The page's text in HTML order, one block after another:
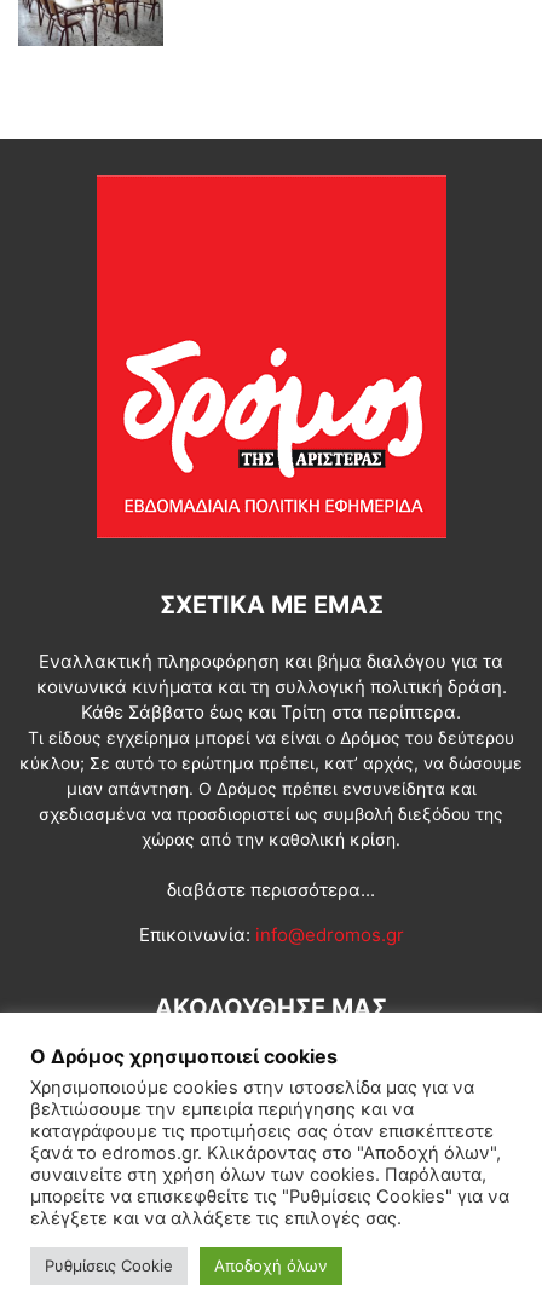
ΣΧΕΤΙΚΆ ΜΕ ΕΜΆΣ
Εναλλακτική πληροφόρηση και βήμα διαλόγου για τα
κοινωνικά κινήματα και τη συλλογική πολιτική δράση.
Κάθε Σάββατο έως και Τρίτη στα περίπτερα.
Τι είδους εγχείρημα μπορεί να είναι ο Δρόμος του δεύτερου
κύκλου; Σε αυτό το ερώτημα πρέπει, κατ’ αρχάς, να δώσουμε
μιαν απάντηση. Ο Δρόμος πρέπει ενσυνείδητα και
σχεδιασμένα να προσδιοριστεί ως συμβολή διεξόδου της
χώρας από την καθολική κρίση.
διαβάστε περισσότερα...
Επικοινωνία: info@edromos.gr
ΑΚΟΛΟΥΘΗΣΕ ΜΑΣ
Εγγραφή συνδρομητή Πολιτική Διεθνή Κοινωνία
Πολιτισμός Αφιερώματα
© Δρόμος της Αριστεράς
Ο Δρόμος χρησιμοποιεί cookies
Χρησιμοποιούμε cookies στην ιστοσελίδα μας για να
βελτιώσουμε την εμπειρία περιήγησης και να
καταγράφουμε τις προτιμήσεις σας όταν επισκέπτεστε
ξανά το edromos.gr. Κλικάροντας στο "Αποδοχή όλων",
συναινείτε στη χρήση όλων των cookies. Παρόλαυτα,
μπορείτε να επισκεφθείτε τις "Ρυθμίσεις Cookies" για να
ελέγξετε και να αλλάξετε τις επιλογές σας.
Ρυθμίσεις Cookie Αποδοχή όλων